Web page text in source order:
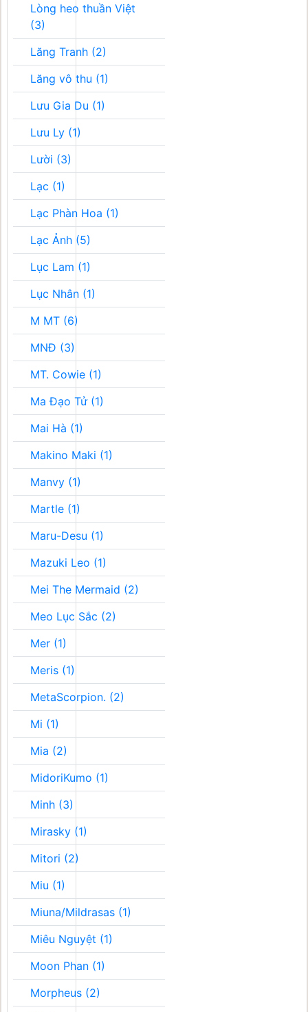
Lòng heo thuần Việt
(3)
Lăng Tranh (2)
Lăng vô thu (1)
Lưu Gia Du (1)
Lưu Ly (1)
Lười (3)
Lạc (1)
Lạc Phàn Hoa (1)
Lạc Ảnh (5)
Lục Lam (1)
Lục Nhân (1)
M MT (6)
MNĐ (3)
MT. Cowie (1)
Ma Đạo Tử (1)
Mai Hà (1)
Makino Maki (1)
Manvy (1)
Martle (1)
Maru-Desu (1)
Mazuki Leo (1)
Mei The Mermaid (2)
Meo Lục Sắc (2)
Mer (1)
Meris (1)
MetaScorpion. (2)
Mi (1)
Mia (2)
MidoriKumo (1)
Minh (3)
Mirasky (1)
Mitori (2)
Miu (1)
Miuna/Mildrasas (1)
Miêu Nguyệt (1)
Moon Phan (1)
Morpheus (2)